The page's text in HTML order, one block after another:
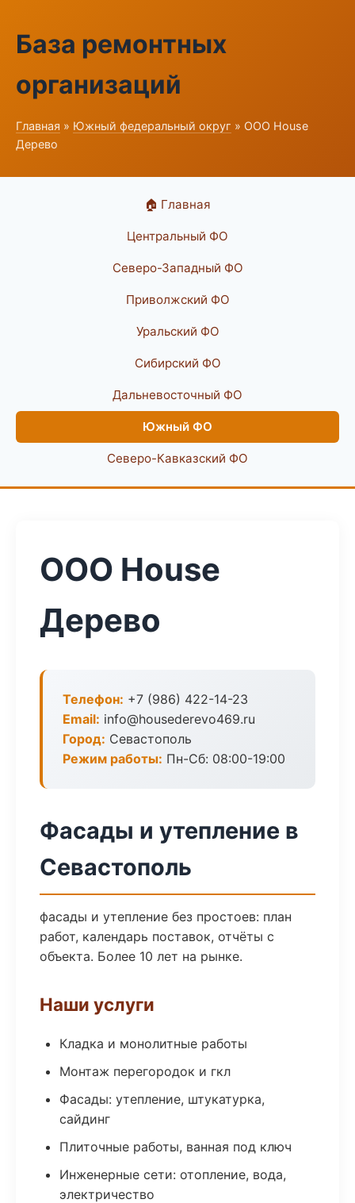
База ремонтных
организаций
Главная » Южный федеральный округ » ООО House
Дерево
🏠 Главная
Центральный ФО
Северо-Западный ФО
Приволжский ФО
Уральский ФО
Сибирский ФО
Дальневосточный ФО
Южный ФО
Северо-Кавказский ФО
ООО House
Дерево
Телефон: +7 (986) 422-14-23
Email: info@housederevo469.ru
Город: Севастополь
Режим работы: Пн-Сб: 08:00-19:00
Фасады и утепление в
Севастополь
фасады и утепление без простоев: план
работ, календарь поставок, отчёты с
объекта. Более 10 лет на рынке.
Наши услуги
Кладка и монолитные работы
Монтаж перегородок и гкл
Фасады: утепление, штукатурка,
сайдинг
Плиточные работы, ванная под ключ
Инженерные сети: отопление, вода,
электричество